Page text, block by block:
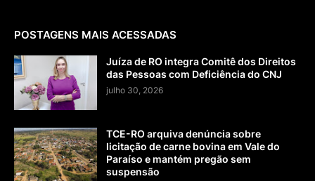
POSTAGENS MAIS ACESSADAS
Juíza de RO integra Comitê dos Direitos
das Pessoas com Deficiência do CNJ
julho 30, 2026
TCE-RO arquiva denúncia sobre
licitação de carne bovina em Vale do
Paraíso e mantém pregão sem
suspensão